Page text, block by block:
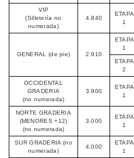
VIP
(Silletería no
numerada)
4.840
ETAPA
1
GENERAL (de pie) 2.910
ETAPA
1
ETAPA
2
OCCIDENTAL
GRADERIA
(no numerada)
3.900
ETAPA
1
NORTE GRADERIA
(MENORES +12)
(no numerada)
3.000
ETAPA
1
SUR GRADERIA (no
numerada)
4.000
ETAPA
1